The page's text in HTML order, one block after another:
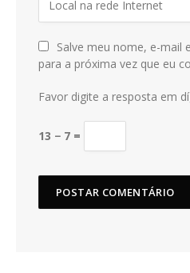
Salve meu nome, e-mail
para a próxima vez que eu
Favor digite a resposta em
13 − 7 =